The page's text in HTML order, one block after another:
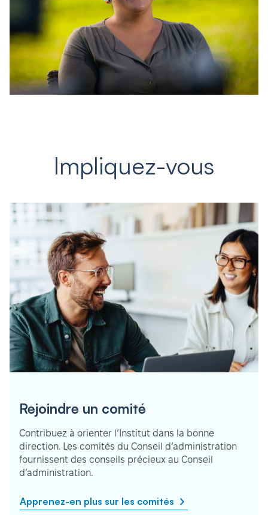
Impliquez-vous
Rejoindre un comité
Contribuez à orienter l’Institut dans la bonne
direction. Les comités du Conseil d’administration
fournissent des conseils précieux au Conseil
d’administration.
Apprenez-en plus sur les comités